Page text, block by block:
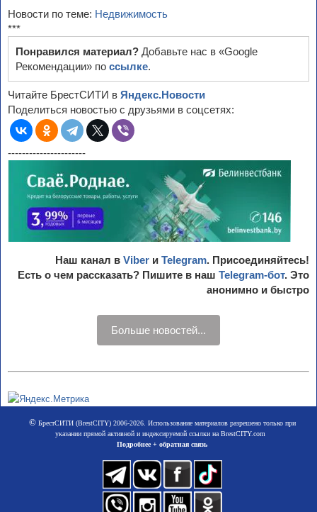
Новости по теме: Недвижимость
***
Понравился материал? Добавьте нас в «Google
Рекомендации» по ссылке.
Читайте БрестСИТИ в Яндекс.Новости
Поделиться новостью с друзьями в соцсетях:
----------------------
Наш канал в Viber и Telegram. Присоединяйтесь!
Есть о чем рассказать? Пишите в наш Telegram-бот. Это
анонимно и быстро
Больше новостей...
©БрестСИТИ (BrestCITY) 2006-2026. Использование материалов разрешено только при
указании прямой активной и индексируемой ссылки на BrestCITY.com
Подробнее + обратная связь